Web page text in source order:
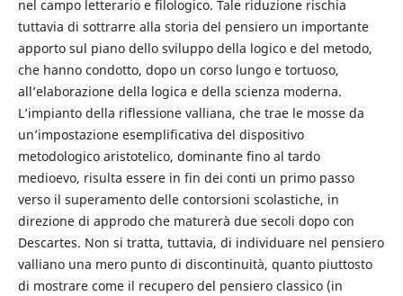
nel campo letterario e filologico. Tale riduzione rischia
tuttavia di sottrarre alla storia del pensiero un importante
apporto sul piano dello sviluppo della logico e del metodo,
che hanno condotto, dopo un corso lungo e tortuoso,
all’elaborazione della logica e della scienza moderna.
L’impianto della riflessione valliana, che trae le mosse da
un’impostazione esemplificativa del dispositivo
metodologico aristotelico, dominante fino al tardo
medioevo, risulta essere in fin dei conti un primo passo
verso il superamento delle contorsioni scolastiche, in
direzione di approdo che maturerà due secoli dopo con
Descartes. Non si tratta, tuttavia, di individuare nel pensiero
valliano una mero punto di discontinuità, quanto piuttosto
di mostrare come il recupero del pensiero classico (in